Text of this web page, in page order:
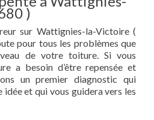
)
sur Wattignies-la-Victoire (
pour tous les problèmes que
de votre toiture. Si vous
a besoin d’être repensée et
un premier diagnostic qui
et qui vous guidera vers les